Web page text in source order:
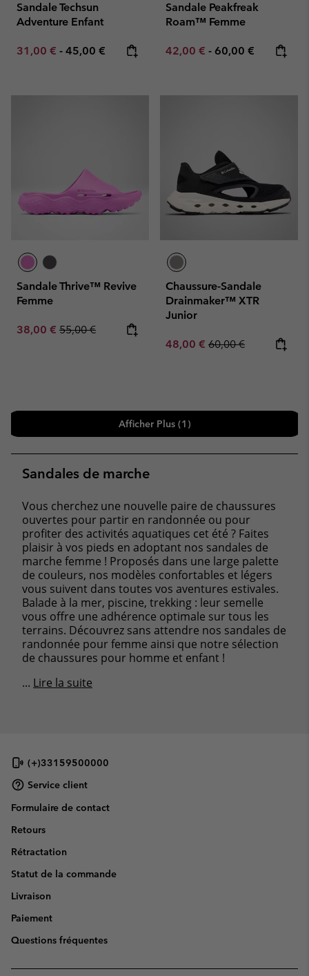
Sandale Techsun
Adventure Enfant
Minimum sale price:
31,00 € - Maximum price:
45,00 €
Sandale Peakfreak
Roam™ Femme
Minimum sale price:
42,00 € - Maximum price:
60,00 €
Sandale Thrive™ Revive
Femme
Sale price:
38,00 € Regular price:
55,00 €
Chaussure-Sandale
Drainmaker™ XTR
Junior
Sale price:
48,00 € Regular price:
60,00 €
Afficher Plus (1)
Sandales de marche
Vous cherchez une nouvelle paire de chaussures
ouvertes pour partir en randonnée ou pour
profiter des activités aquatiques cet été ? Faites
plaisir à vos pieds en adoptant nos sandales de
marche femme ! Proposés dans une large palette
de couleurs, nos modèles confortables et légers
vous suivent dans toutes vos aventures estivales.
Balade à la mer, piscine, trekking : leur semelle
vous offre une adhérence optimale sur tous les
terrains. Découvrez sans attendre nos sandales de
randonnée pour femme ainsi que notre sélection
de chaussures pour homme et enfant !
... Lire la suite
(+)33159500000
Service client
Formulaire de contact
Retours
Rétractation
Statut de la commande
Livraison
Paiement
Questions fréquentes